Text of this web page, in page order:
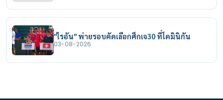
"ไรอัน" พ่ายรอบคัดเลือกศึกเจ30 ที่โดมินิกัน
03-08-2026